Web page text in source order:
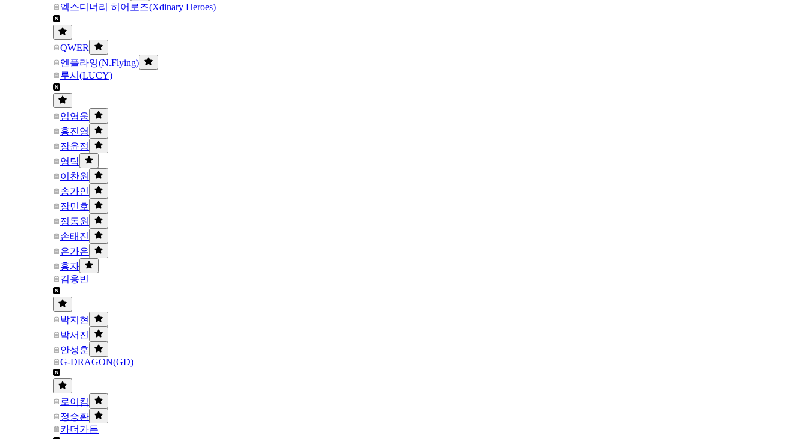
엑스디너리 히어로즈(Xdinary Heroes)
QWER
엔플라잉(N.Flying)
루시(LUCY)
임영웅
홍진영
장윤정
영탁
이찬원
송가인
장민호
정동원
손태진
은가은
홍자
김용빈
박지현
박서진
안성훈
G-DRAGON(GD)
로이킴
정승환
카더가든